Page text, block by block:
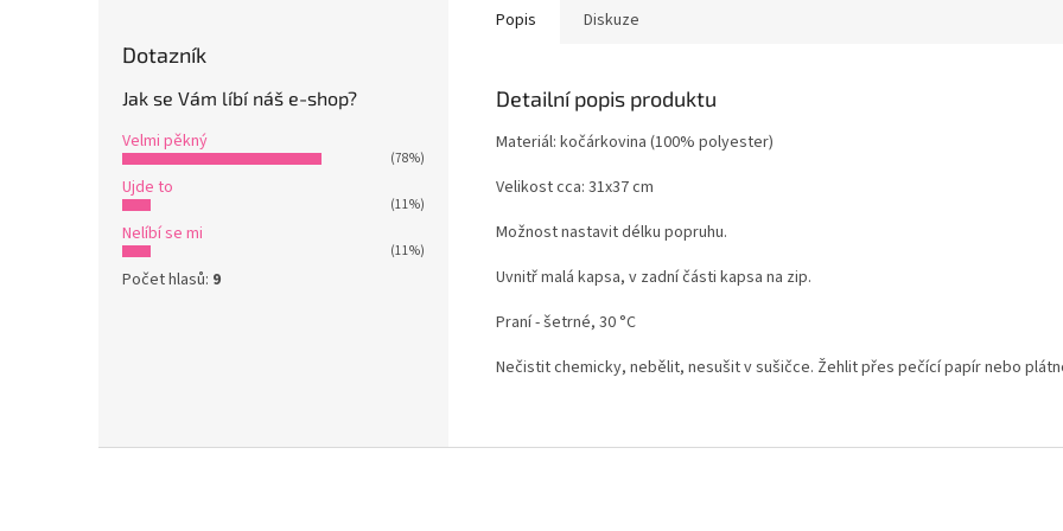
Dotazník
Jak se Vám líbí náš e-shop?
Velmi pěkný
(78%)
Ujde to
(11%)
Nelíbí se mi
(11%)
Počet hlasů: 9
Popis Diskuze
Detailní popis produktu
Materiál: kočárkovina (100% polyester)
Velikost cca: 31x37 cm
Možnost nastavit délku popruhu.
Uvnitř malá kapsa, v zadní části kapsa na zip.
Praní - šetrné, 30 °C
Nečistit chemicky, nebělit, nesušit v sušičce. Žehlit přes pečící papír nebo